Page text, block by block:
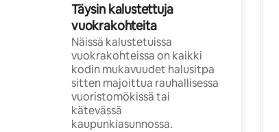
Täysin kalustettuja
vuokrakohteita
Näissä kalustetuissa
vuokrakohteissa on kaikki
kodin mukavuudet halusitpa
sitten majoittua rauhallisessa
vuoristomökissä tai
kätevässä
kaupunkiasunnossa.